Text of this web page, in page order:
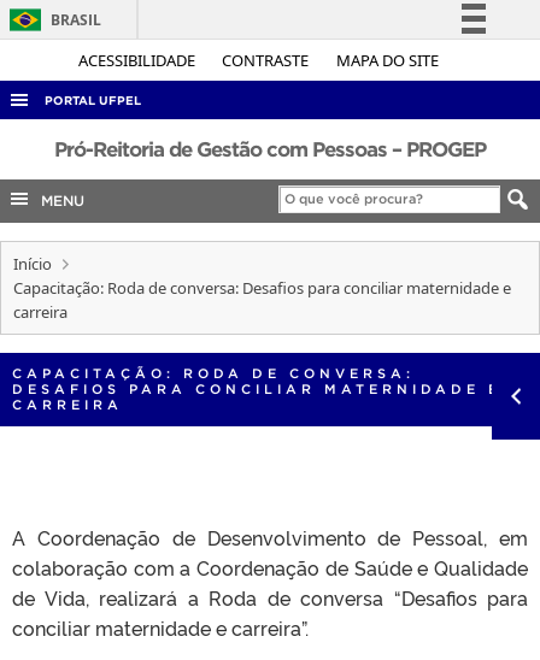
ACESSIBILIDADE CONTRASTE MAPA DO SITE
BRASIL
Simplifique!
Legislação
Canais
PORTAL UFPEL
ACESSO À INFORMAÇÃO
AUDITORIA
COBALTO
CONCURSOS
EDITAIS
OUVIDORIA
PORTARIAS
Pró-Reitoria de Gestão com Pessoas – PROGEP
MENU
Início
Capacitação: Roda de conversa: Desafios para conciliar maternidade e
carreira
CAPACITAÇÃO: RODA DE CONVERSA:
DESAFIOS PARA CONCILIAR MATERNIDADE E
CARREIRA
A Coordenação de Desenvolvimento de Pessoal, em
colaboração com a Coordenação de Saúde e Qualidade
de Vida, realizará a Roda de conversa “Desafios para
conciliar maternidade e carreira”.